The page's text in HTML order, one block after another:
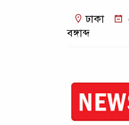
ঢাকা
বঙ্গাব্দ